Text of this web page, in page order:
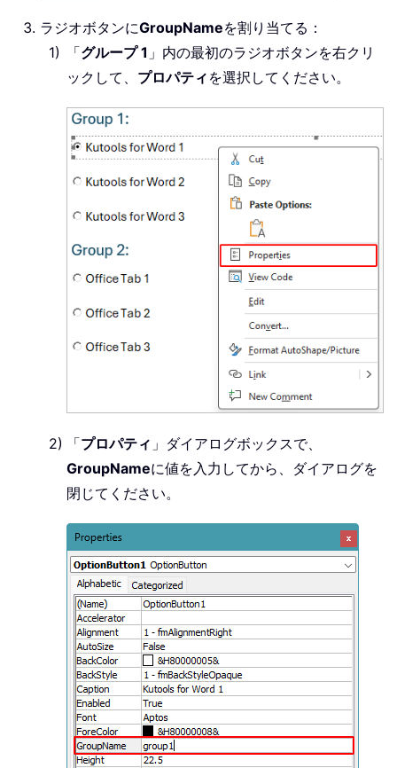
ラジオボタンにGroupNameを割り当てる：
「グループ 1 」内の最初のラジオボタンを右クリ
ックして、 プロパティ を選択してください。
「プロパティ 」ダイアログボックスで、
GroupNameに値を入力してから、ダイアログを
閉じてください。